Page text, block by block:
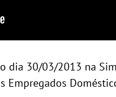
30/03/2013 na